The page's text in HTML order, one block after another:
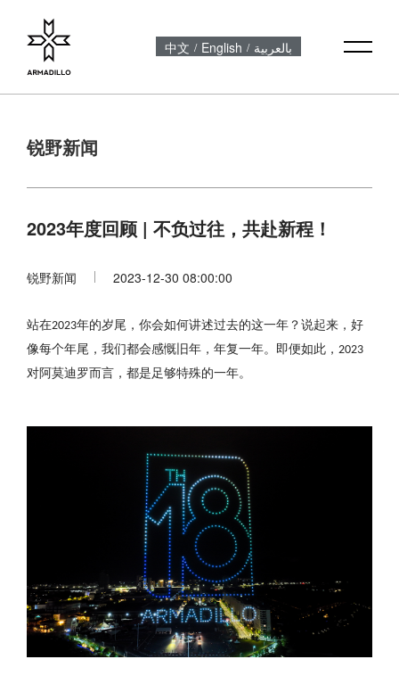
中文 / English / بالعربية
锐野新闻
2023年度回顾 | 不负过往，共赴新程！
锐野新闻 2023-12-30 08:00:00
站在2023年的岁尾，你会如何讲述过去的这一年？说起来，好
像每个年尾，我们都会感慨旧年，年复一年。即便如此， 2023
对阿莫迪罗而言，都是足够特殊的一年。